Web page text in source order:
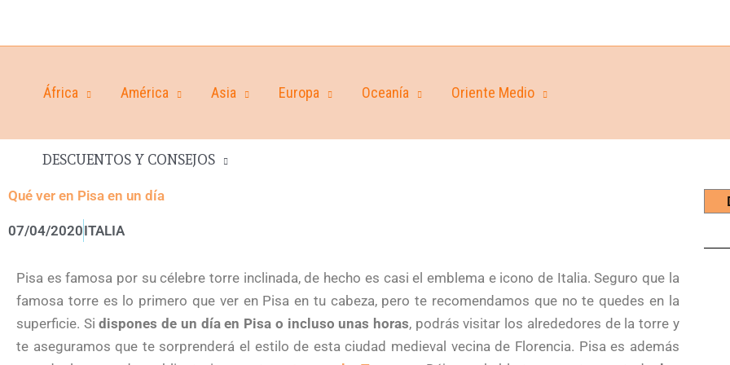
África América Asia Europa Oceanía Oriente Medio
DESCUENTOS Y CONSEJOS
Qué ver en Pisa en un día
07/04/2020ITALIA
Pisa es famosa por su célebre torre inclinada, de hecho es casi el emblema e icono de Italia. Seguro que la
famosa torre es lo primero que ver en Pisa en tu cabeza, pero te recomendamos que no te quedes en la
superficie. Sidispones de un día en Pisa o incluso unas horas, podrás visitar los alrededores de la torre y
te aseguramos que te sorprenderá el estilo de esta ciudad medieval vecina de Florencia. Pisa es además